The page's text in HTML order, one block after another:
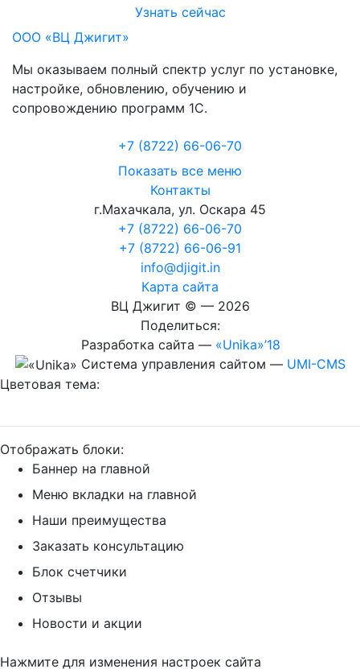
Узнать сейчас
ООО «ВЦ Джигит»
Мы оказываем полный спектр услуг по установке,
настройке, обновлению, обучению и
сопровождению программ 1С.
+7 (8722) 66-06-70
Показать все меню
Контакты
г.Махачкала, ул. Оскара 45
+7 (8722) 66-06-70
+7 (8722) 66-06-91
info@djigit.in
Карта сайта
ВЦ Джигит © — 2026
Поделиться:
Разработка сайта — «Unika»’18
Система управления сайтом — UMI-CMS
Цветовая тема:
Отображать блоки:
Баннер на главной
Меню вкладки на главной
Наши преимущества
Заказать консультацию
Блок счетчики
Отзывы
Новости и акции
Нажмите для изменения настроек сайта